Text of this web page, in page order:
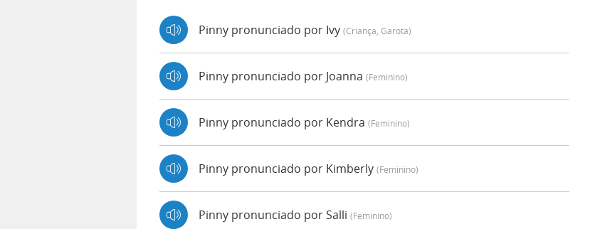
Pinny pronunciado por Ivy (criança, Garota)
Pinny pronunciado por Joanna (feminino)
Pinny pronunciado por Kendra (feminino)
Pinny pronunciado por Kimberly (feminino)
Pinny pronunciado por Salli (feminino)